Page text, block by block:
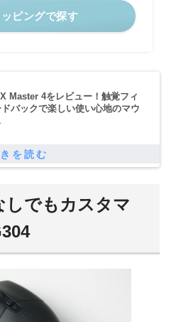
ピングで探す
Master 4をレビュー！触覚フィ
ドバックで楽しい使い心地のマウ
しでもカスタマ